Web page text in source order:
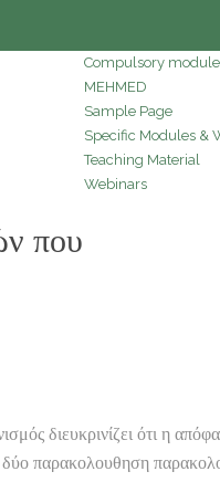
Compulsory
MEHMED
Sample Page
Specific Modules &
Teaching Material
Webinars
που
διευκρινίζει ότι η
παρακολουθηση